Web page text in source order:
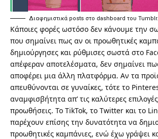
Διαφημιστικά posts στο dashboard του Tumblr.
Κάποιες φορές ωστόσο δεν κάνουμε την
που σημαίνει πως αν οι προωθητικές
δημιούργησες και ρύθμισες σωστά στο
απέφεραν αποτελέσματα, δεν σημαίνει
αποφέρει μια άλλη πλατφόρμα. Αν τα
απευθύνονται σε γυναίκες, τότε το
αναμφισβήτητα απ’ τις καλύτερες
προωθήσεις. Το TikTok, το Twitter και το
παρέχουν επίσης την δυνατότητα να
προωθητικές καμπάνιες, ενώ έχω γράψει